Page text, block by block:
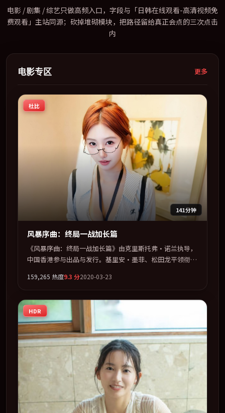
电影 / 剧集 / 综艺只做高频入口，字段与「日韩在线观看-高清视频免
费观看」主站同源；砍掉堆砌模块，把路径留给真正会点的三次点击
内
电影专区 更多
杜比
141分钟
风暴序曲：终局一战加长篇
《风暴序曲：终局一战加长篇》由克里斯托弗·诺兰执导，
中国香港参与出品与发行。基里安·墨菲、松田龙平领衔主
信任崩塌与自我救赎之间反复拉扯。全片以「动作」类型为
在内地院线及主流平台同步亮相，2020 年度话题片中口碑
稳健，适合喜欢强情节与人物弧光的观众完整观看。
159,265 热度9.3 分2020-03-23
HDR